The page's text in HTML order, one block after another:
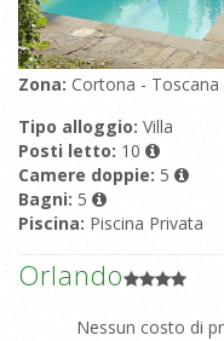
Zona: Cortona - Toscana
Tipo alloggio: Villa
Posti letto: 10
Camere doppie: 5
Bagni: 5
Piscina: Piscina Privata
Orlando
Nessun costo di